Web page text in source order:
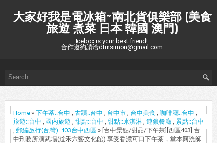
大家好我是電冰箱~南北貨俱樂部 (美食
旅遊 煮菜 日本 韓國 澳門)
Icebox is your best friend!
合作邀約請洽dtmsimon@gmail.com
Home » 下午茶::台中 , 古蹟::台中 , 台中市 , 台中美食 , 咖啡廳::台中 ,
旅遊::台中 , 國內旅遊 , 甜點::台中 , 甜點::冰淇淋 , 連鎖餐廳 , 景點::台中
, 郵編旅行(台灣)::403台中西區 » [台中景點/甜品/下午茶][西區403] 台
中刑務所演武場(道禾六藝文化館) 享受香濃可口下午茶，堂本阿洸師